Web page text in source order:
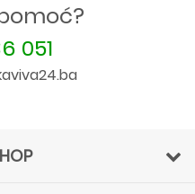
051